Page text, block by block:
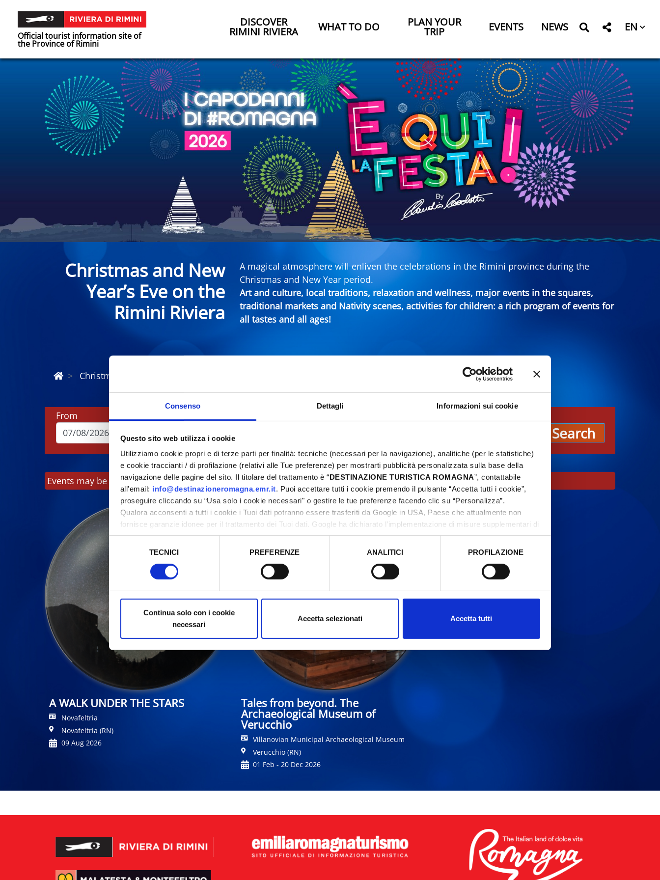
Consenso Dettagli Informazioni sui cookie
Questo sito web utilizza i cookie
Utilizziamo cookie propri e di terze parti per finalità: tecniche (necessari per la navigazione), analitiche (per le statistiche)
e cookie traccianti / di profilazione (relativi alle Tue preferenze) per mostrarti pubblicità personalizzata sulla base della
navigazione delle pagine del sito. Il titolare del trattamento è “DESTINAZIONE TURISTICA ROMAGNA”, contattabile
all'email: info@destinazioneromagna.emr.it. Puoi accettare tutti i cookie premendo il pulsante “Accetta tutti i cookie”,
proseguire cliccando su “Usa solo i cookie necessari" o gestire le tue preferenze facendo clic su “Personalizza”.
Qualora acconsenti a tutti i cookie i Tuoi dati potranno essere trasferiti da Google in USA, Paese che attualmente non
fornisce garanzie idonee per il trattamento dei Tuoi dati. Google ha dichiarato l’implementazione di misure supplementari di
sicurezza a Tutela dei navigatori, che abbiamo valutato essere sufficienti.
TECNICI PREFERENZE ANALITICI PROFILAZIONE
Continua solo con i cookie
necessari
Accetta selezionati Accetta tutti
Official tourist information site of
the Province of Rimini
DISCOVER
RIMINI RIVIERA WHAT TO DO PLAN YOUR
TRIP EVENTS NEWS EN
Christmas and New
Year’s Eve on the
Rimini Riviera
A magical atmosphere will enliven the celebrations in the Rimini province during the
Christmas and New Year period.
Art and culture, local traditions, relaxation and wellness, major events in the squares,
traditional markets and Nativity scenes, activities for children: a rich program of events for
all tastes and all ages!
Christmas and New Year Riviera Rimini Events
From
Search
Events may be subject to change, always contact organizers before going to the venue.
A WALK UNDER THE STARS
Novafeltria
Novafeltria (RN)
09 Aug 2026
Tales from beyond. The
Archaeological Museum of
Verucchio
Villanovian Municipal Archaeological Museum
Verucchio (RN)
01 Feb - 20 Dec 2026